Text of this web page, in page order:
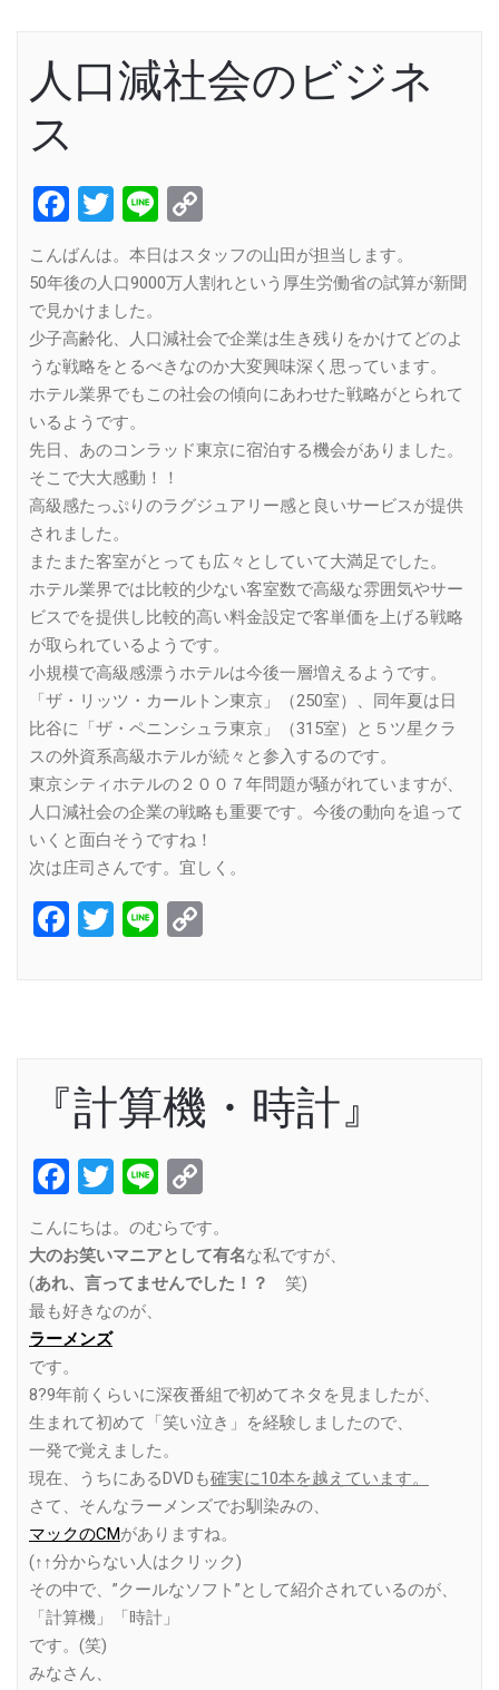
人口減社会のビジネ
ス
Facebook
Twitter
Line
Link
こんばんは。本日はスタッフの山田が担当します。
50年後の人口9000万人割れという厚生労働省の試算が新聞
で見かけました。
少子高齢化、人口減社会で企業は生き残りをかけてどのよ
うな戦略をとるべきなのか大変興味深く思っています。
ホテル業界でもこの社会の傾向にあわせた戦略がとられて
いるようです。
先日、あのコンラッド東京に宿泊する機会がありました。
そこで大大感動！！
高級感たっぷりのラグジュアリー感と良いサービスが提供
されました。
またまた客室がとっても広々としていて大満足でした。
ホテル業界では比較的少ない客室数で高級な雰囲気やサー
ビスでを提供し比較的高い料金設定で客単価を上げる戦略
が取られているようです。
小規模で高級感漂うホテルは今後一層増えるようです。
「ザ・リッツ・カールトン東京」（250室）、同年夏は日
比谷に「ザ・ペニンシュラ東京」（315室）と５ツ星クラ
スの外資系高級ホテルが続々と参入するのです。
東京シティホテルの２００７年問題が騒がれていますが、
人口減社会の企業の戦略も重要です。今後の動向を追って
いくと面白そうですね！
次は庄司さんです。宜しく。
Facebook
Twitter
Line
『計算機・時計』
Facebook
Twitter
Line
Link
こんにちは。のむらです。
大のお笑いマニアとして有名な私ですが、
(あれ、言ってませんでした！？
笑)
最も好きなのが、
ラーメンズ
です。
8?9年前くらいに深夜番組で初めてネタを見ましたが、
生まれて初めて「笑い泣き」を経験しましたので、
一発で覚えました。
現在、うちにあるDVDも確実に10本を越えています。
さて、そんなラーメンズでお馴染みの、
マックのCMがありますね。
(↑↑分からない人はクリック)
その中で、”クールなソフト”として紹介されているのが、
「計算機」「時計」
です。(笑)
みなさん、